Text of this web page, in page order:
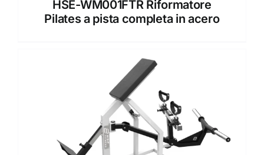
HSE-WM001FTR Riformatore
Pilates a pista completa in acero